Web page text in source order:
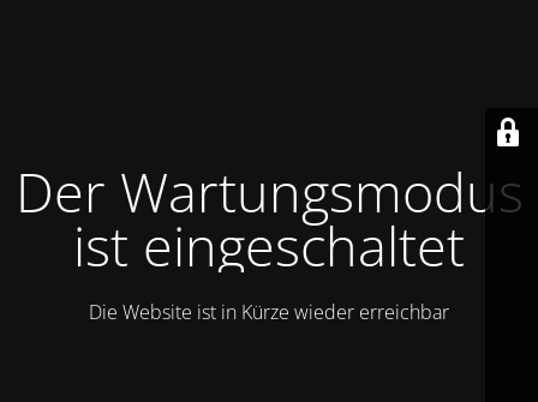
Der Wartungsmodus
ist eingeschaltet
Die Website ist in Kürze wieder erreichbar